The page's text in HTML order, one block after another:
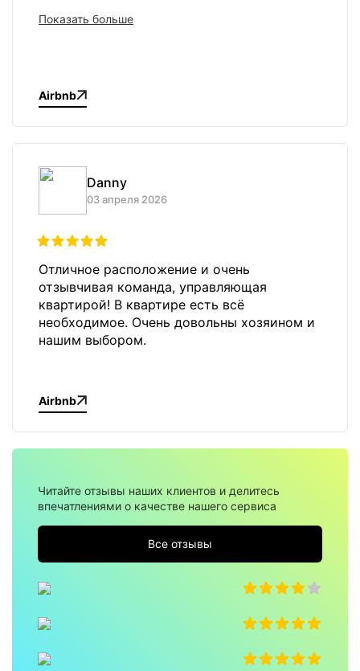
Показать больше
Airbnb
Danny
03 апреля 2026
Отличное расположение и очень
отзывчивая команда, управляющая
квартирой! В квартире есть всё
необходимое. Очень довольны хозяином и
нашим выбором.
Airbnb
Читайте отзывы наших клиентов и делитесь
впечатлениями о качестве нашего сервиса
Все отзывы